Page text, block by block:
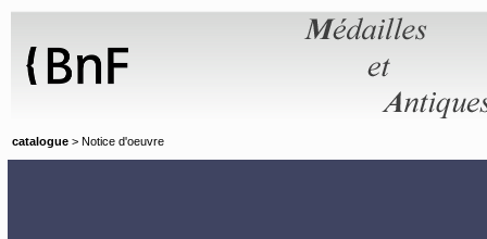
catalogue > Notice d'oeuvre